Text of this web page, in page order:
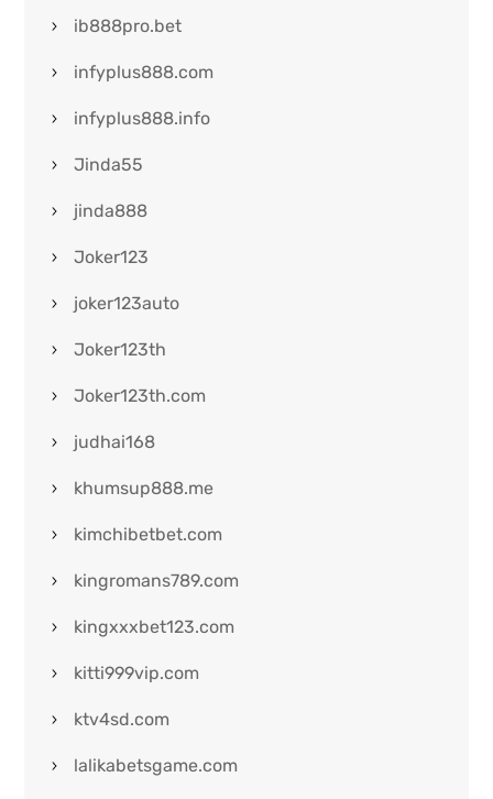
ib888pro.bet
infyplus888.com
infyplus888.info
Jinda55
jinda888
Joker123
joker123auto
Joker123th
Joker123th.com
judhai168
khumsup888.me
kimchibetbet.com
kingromans789.com
kingxxxbet123.com
kitti999vip.com
ktv4sd.com
lalikabetsgame.com